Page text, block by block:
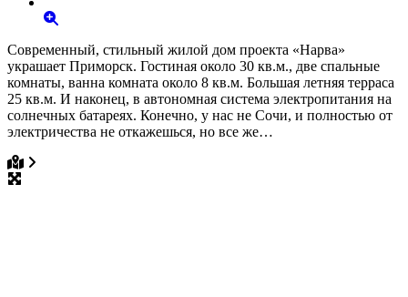
Современный, стильный жилой дом проекта «Нарва»
украшает Приморск. Гостиная около 30 кв.м., две спальные
комнаты, ванна комната около 8 кв.м. Большая летняя терраса
25 кв.м. И наконец, в автономная система электропитания на
солнечных батареях. Конечно, у нас не Сочи, и полностью от
электричества не откажешься, но все же…